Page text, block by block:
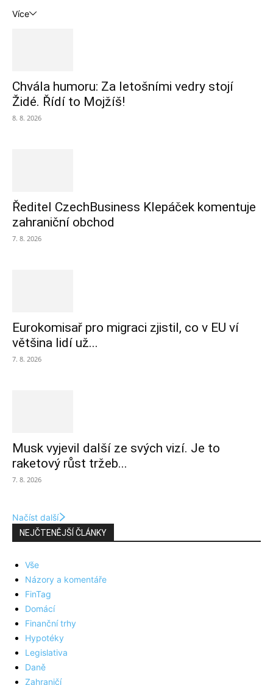
Více
Chvála humoru: Za letošními vedry stojí
Židé. Řídí to Mojžíš!
8. 8. 2026
Ředitel CzechBusiness Klepáček komentuje
zahraniční obchod
7. 8. 2026
Eurokomisař pro migraci zjistil, co v EU ví
většina lidí už...
7. 8. 2026
Musk vyjevil další ze svých vizí. Je to
raketový růst tržeb...
7. 8. 2026
Načíst další
NEJČTENĚJŠÍ ČLÁNKY
Vše
Názory a komentáře
FinTag
Domácí
Finanční trhy
Hypotéky
Legislativa
Daně
Zahraničí